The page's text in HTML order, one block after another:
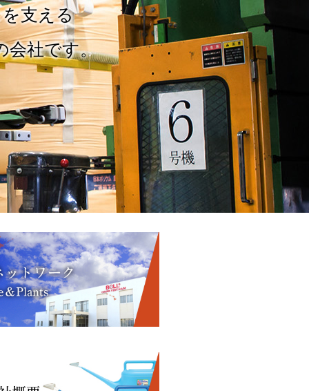
支える
会社です。